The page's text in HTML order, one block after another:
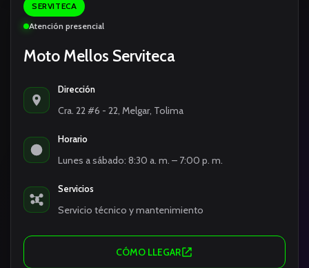
SERVITECA
Atención presencial
Moto Mellos Serviteca
Dirección
Cra. 22 #6 - 22, Melgar, Tolima
Horario
Lunes a sábado: 8:30 a. m. – 7:00 p. m.
Servicios
Servicio técnico y mantenimiento
CÓMO LLEGAR